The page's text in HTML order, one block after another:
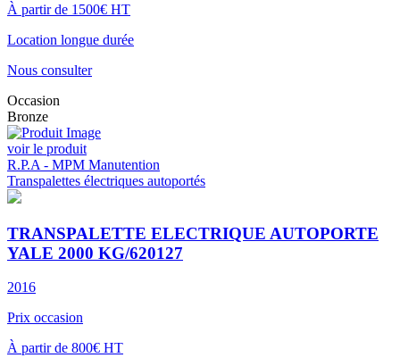
À partir de 1500€ HT
Location longue durée
Nous consulter
Occasion
Bronze
voir le produit
R.P.A - MPM Manutention
Transpalettes électriques autoportés
TRANSPALETTE ELECTRIQUE AUTOPORTE
YALE 2000 KG/620127
2016
Prix occasion
À partir de 800€ HT